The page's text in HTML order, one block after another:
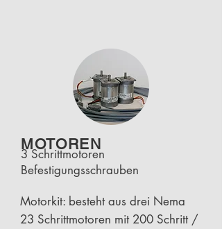
MOTOREN
3 Schrittmotoren
Befestigungsschrauben
Motorkit: besteht aus drei Nema
23 Schrittmotoren mit 200 Schritt /